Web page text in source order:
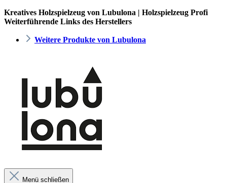
Kreatives Holzspielzeug von Lubulona | Holzspielzeug Profi
Weiterführende Links des Herstellers
Weitere Produkte von Lubulona
Menü schließen